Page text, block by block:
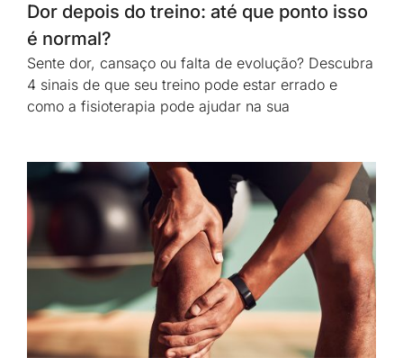
Dor depois do treino: até que ponto isso
é normal?
Sente dor, cansaço ou falta de evolução? Descubra
4 sinais de que seu treino pode estar errado e
como a fisioterapia pode ajudar na sua